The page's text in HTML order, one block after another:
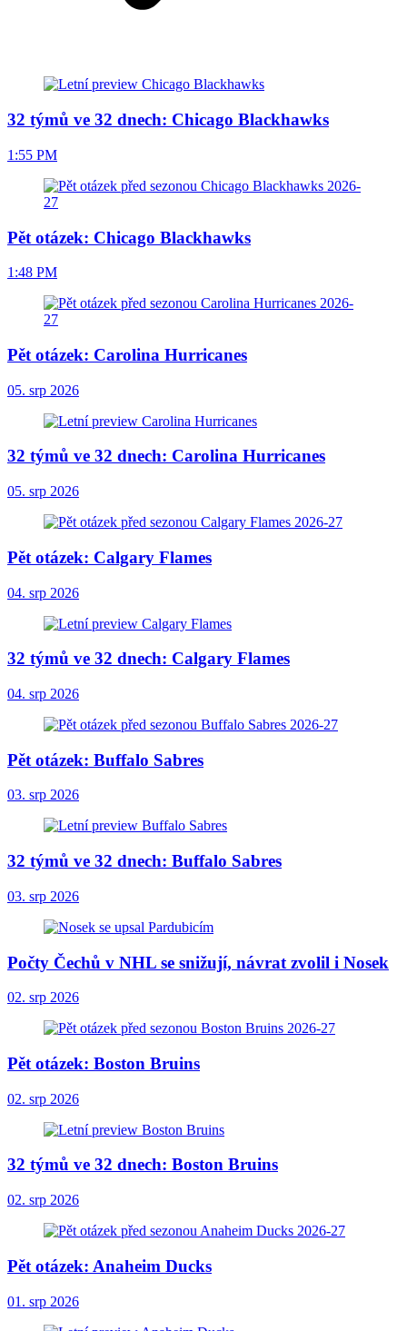
32 týmů ve 32 dnech: Chicago Blackhawks
1:55 PM
Pět otázek: Chicago Blackhawks
1:48 PM
Pět otázek: Carolina Hurricanes
05. srp 2026
32 týmů ve 32 dnech: Carolina Hurricanes
05. srp 2026
Pět otázek: Calgary Flames
04. srp 2026
32 týmů ve 32 dnech: Calgary Flames
04. srp 2026
Pět otázek: Buffalo Sabres
03. srp 2026
32 týmů ve 32 dnech: Buffalo Sabres
03. srp 2026
Počty Čechů v NHL se snižují, návrat zvolil i Nosek
02. srp 2026
Pět otázek: Boston Bruins
02. srp 2026
32 týmů ve 32 dnech: Boston Bruins
02. srp 2026
Pět otázek: Anaheim Ducks
01. srp 2026